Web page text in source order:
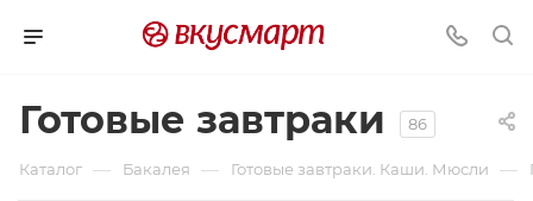
Готовые завтраки 86
Каталог — Бакалея — Готовые завтраки. Каши. Мюсли —